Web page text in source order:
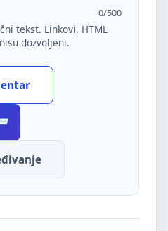
0/500
tekst. Linkovi, HTML
dozvoljeni.